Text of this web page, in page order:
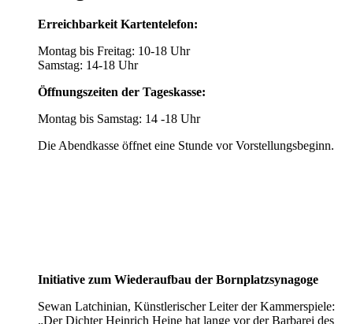
Erreichbarkeit Kartentelefon:
Montag bis Freitag: 10-18 Uhr
Samstag: 14-18 Uhr
Öffnungszeiten der Tageskasse:
Montag bis Samstag: 14 -18 Uhr
Die Abendkasse öffnet eine Stunde vor Vorstellungsbeginn.
Initiative zum Wiederaufbau der Bornplatzsynagoge
Sewan Latchinian, Künstlerischer Leiter der Kammerspiele:
„Der Dichter Heinrich Heine hat lange vor der Barbarei des